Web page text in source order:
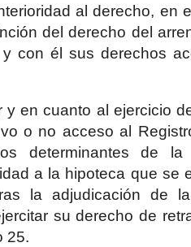
al derecho, en
del derecho del
con él sus derechos
en cuanto al ejercicio
o no acceso al
determinantes de la
a la hipoteca que se
la adjudicación de
su derecho de
25.